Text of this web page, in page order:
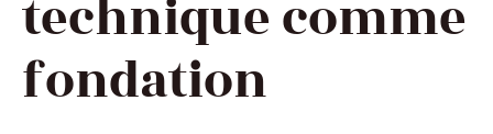
technique comme
fondation